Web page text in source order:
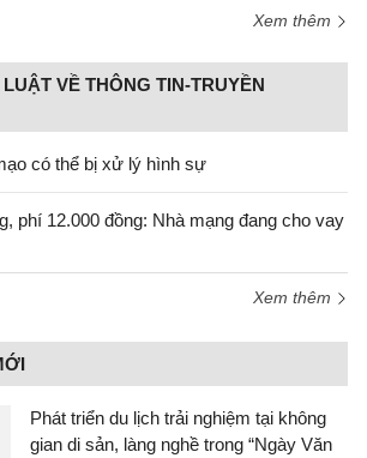
Xem thêm
VỀ THÔNG TIN-TRUYỀN
có thể bị xử lý hình sự
phí 12.000 đồng: Nhà mạng đang cho vay
Xem thêm
Phát triển du lịch trải nghiệm tại không
gian di sản, làng nghề trong “Ngày Văn